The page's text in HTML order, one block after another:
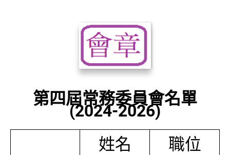
第四屆常務委員會名單
(2024-2026)
姓名
職位